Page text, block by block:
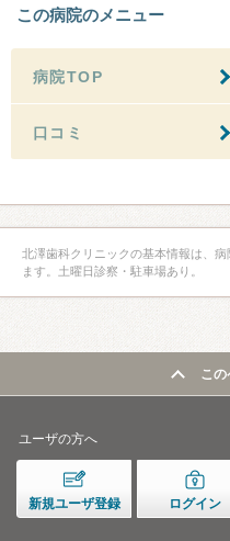
この病院のメニュー
病院TOP
口コミ
北澤歯科クリニックの基本情報は、
ます。土曜日診察・駐車場あり。
こ
ユーザの方へ
新規ユーザ登録 ログイン